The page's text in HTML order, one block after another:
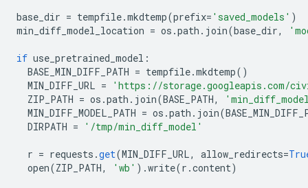
base_dir = tempfile.mkdtemp(prefix= 'saved_models' )
min_diff_model_location = os .path . join(base_dir,
if use_pretrained_model :
BASE_MIN_DIFF_PATH = tempfile.mkdtemp()
MIN_DIFF_URL =
'https://storage.googleapis.com/
ZIP_PATH = os .path . join(BASE_PATH,
MIN_DIFF_MODEL_PATH = os .path . join(
DIRPATH = '/tmp/min_diff_model'
r = requests .get(MIN_DIFF_URL, allow_redirects=
open(ZIP_PATH, 'wb' ).write(r .content)